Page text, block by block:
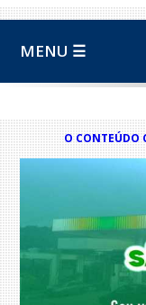
MENU ☰
O CONTEÚDO